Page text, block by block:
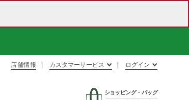
店舗情報 カスタマーサービス ログイン
ショッピング・バッグ